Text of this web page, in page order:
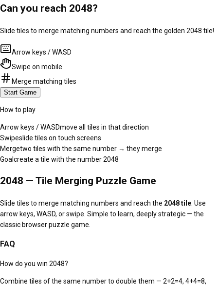
Can you reach 2048?
Slide tiles to merge matching numbers and reach the golden 2048 tile!
Arrow keys / WASD
Swipe on mobile
Merge matching tiles
Start Game
How to play
Arrow keys / WASDmove all tiles in that direction
Swipeslide tiles on touch screens
Mergetwo tiles with the same number → they merge
Goal create a tile with the number 2048
2048 — Tile Merging Puzzle Game
Slide tiles to merge matching numbers and reach the 2048 tile . Use
arrow keys, WASD, or swipe. Simple to learn, deeply strategic — the
classic browser puzzle game.
FAQ
How do you win 2048?
Combine tiles of the same number to double them — 2+2=4, 4+4=8,